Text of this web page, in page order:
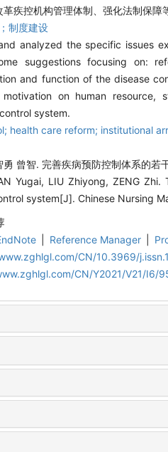
疾控机构管理体制、强化法制保障
制度建设
analyzed the specific issues
suggestions focusing on:
and function of the disease
on human resource,
system.
health care reform; institutional
勇 曾智. 完善疾病预防控制体系的
Yugai, LIU Zhiyong, ZENG
system[J]. Chinese Nursing
Reference Manager
CN/10.3969/
CN/Y2021/V21/I6/